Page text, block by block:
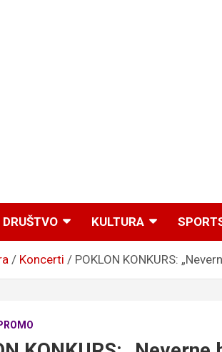
DRUŠTVO KULTURA
Koncerti POKLON KONKURS: